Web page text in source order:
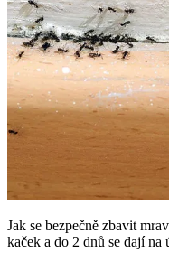
Jak se bezpečně zbavit
kaček a do 2 dnů se dají na